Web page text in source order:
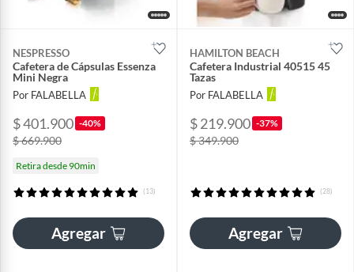
NESPRESSO
Cafetera de Cápsulas Essenza
Mini Negra
Por FALABELLA
$ 401.900 -40%
$ 669.900
Retira desde 90min
(13)
Agregar
HAMILTON BEACH
Cafetera Industrial 40515 45
Tazas
Por FALABELLA
$ 219.900 -37%
$ 349.900
(28)
Agregar